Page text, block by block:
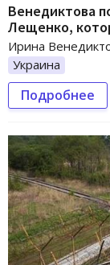
Венедиктова
Лещенко,
Ирина
Украина
Подробнее